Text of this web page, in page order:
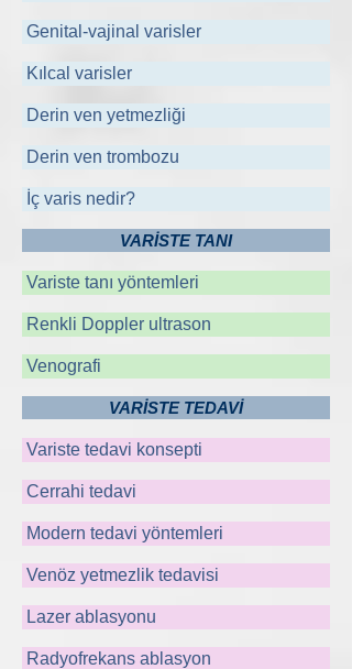
Genital-vajinal varisler
Kılcal varisler
Derin ven yetmezliği
Derin ven trombozu
İç varis nedir?
VARİSTE TANI
Variste tanı yöntemleri
Renkli Doppler ultrason
Venografi
VARİSTE TEDAVİ
Variste tedavi konsepti
Cerrahi tedavi
Modern tedavi yöntemleri
Venöz yetmezlik tedavisi
Lazer ablasyonu
Radyofrekans ablasyon